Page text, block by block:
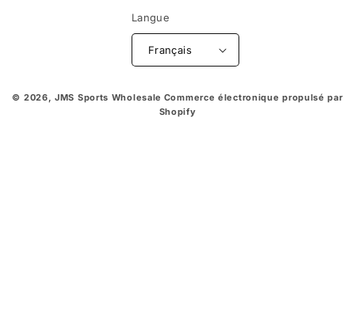
Langue
Français
© 2026,JMS Sports Wholesale Commerce électronique propulsé par
Shopify